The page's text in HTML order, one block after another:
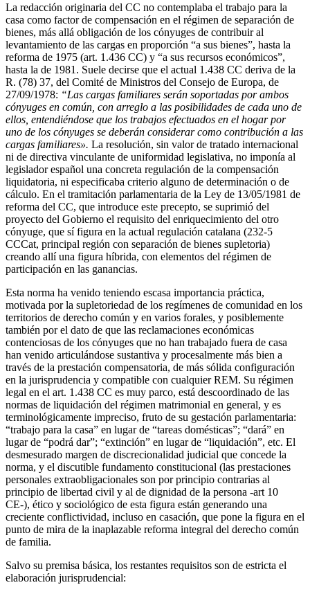
La redacción originaria del CC no contemplaba el trabajo para la
casa como factor de compensación en el régimen de separación de
bienes, más allá obligación de los cónyuges de contribuir al
levantamiento de las cargas en proporción “a sus bienes”, hasta la
reforma de 1975 (art. 1.436 CC) y “a sus recursos económicos”,
hasta la de 1981. Suele decirse que el actual 1.438 CC deriva de la
R. (78) 37, del Comité de Ministros del Consejo de Europa, de
27/09/1978: “Las cargas familiares serán soportadas por ambos
cónyuges en común, con arreglo a las posibilidades de cada uno de
ellos, entendiéndose que los trabajos efectuados en el hogar por
uno de los cónyuges se deberán considerar como contribución a las
cargas familiares». La resolución, sin valor de tratado internacional
ni de directiva vinculante de uniformidad legislativa, no imponía al
legislador español una concreta regulación de la compensación
liquidatoria, ni especificaba criterio alguno de determinación o de
cálculo. En el tramitación parlamentaria de la Ley de 13/05/1981 de
reforma del CC, que introduce este precepto, se suprimió del
proyecto del Gobierno el requisito del enriquecimiento del otro
cónyuge, que sí figura en la actual regulación catalana (232-5
CCCat, principal región con separación de bienes supletoria)
creando allí una figura híbrida, con elementos del régimen de
participación en las ganancias.
Esta norma ha venido teniendo escasa importancia práctica,
motivada por la supletoriedad de los regímenes de comunidad en los
territorios de derecho común y en varios forales, y posiblemente
también por el dato de que las reclamaciones económicas
contenciosas de los cónyuges que no han trabajado fuera de casa
han venido articulándose sustantiva y procesalmente más bien a
través de la prestación compensatoria, de más sólida configuración
en la jurisprudencia y compatible con cualquier REM. Su régimen
legal en el art. 1.438 CC es muy parco, está descoordinado de las
normas de liquidación del régimen matrimonial en general, y es
terminológicamente impreciso, fruto de su gestación parlamentaria:
“trabajo para la casa” en lugar de “tareas domésticas”; “dará” en
lugar de “podrá dar”; “extinción” en lugar de “liquidación”, etc. El
desmesurado margen de discrecionalidad judicial que concede la
norma, y el discutible fundamento constitucional (las prestaciones
personales extraobligacionales son por principio contrarias al
principio de libertad civil y al de dignidad de la persona -art 10
CE-), ético y sociológico de esta figura están generando una
creciente conflictividad, incluso en casación, que pone la figura en el
punto de mira de la inaplazable reforma integral del derecho común
de familia.
Salvo su premisa básica, los restantes requisitos son de estricta el
elaboración jurisprudencial: